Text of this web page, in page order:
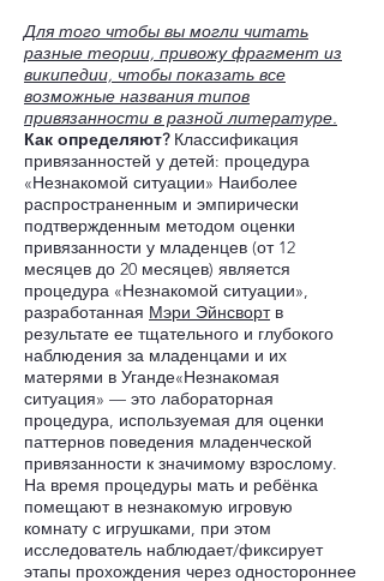
Для того чтобы вы могли читать
разные теории, привожу фрагмент из
википедии, чтобы показать все
возможные названия типов
привязанности в разной литературе.
Как определяют? Классификация
привязанностей у детей: процедура
«Незнакомой ситуации» Наиболее
распространенным и эмпирически
подтвержденным методом оценки
привязанности у младенцев (от 12
месяцев до 20 месяцев) является
процедура «Незнакомой ситуации»,
разработанная Мэри Эйнсвортв
результате ее тщательного и глубокого
наблюдения за младенцами и их
матерями в Уганде«Незнакомая
ситуация» — это лабораторная
процедура, используемая для оценки
паттернов поведения младенческой
привязанности к значимому взрослому.
На время процедуры мать и ребёнка
помещают в незнакомую игровую
комнату с игрушками, при этом
исследователь наблюдает/фиксирует
этапы прохождения через одностороннее